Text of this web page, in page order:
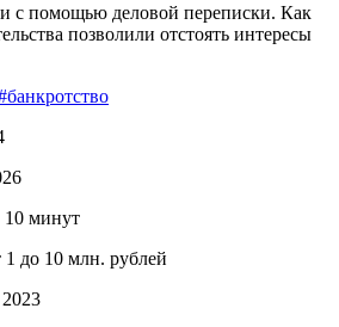
с помощью деловой переписки. Как
позволили отстоять интересы
10 минут
до 10 млн. рублей